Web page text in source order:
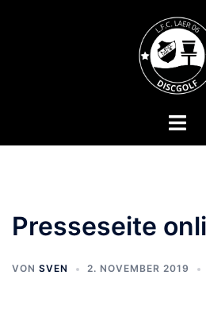
Menü
Presseseite
VON SVEN 2. NOVEMBER 2019